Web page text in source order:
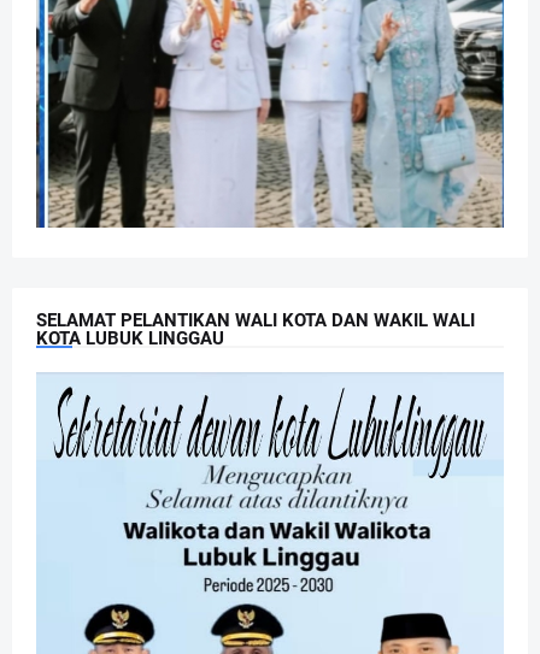
SELAMAT PELANTIKAN WALI KOTA DAN WAKIL WALI
KOTA LUBUK LINGGAU